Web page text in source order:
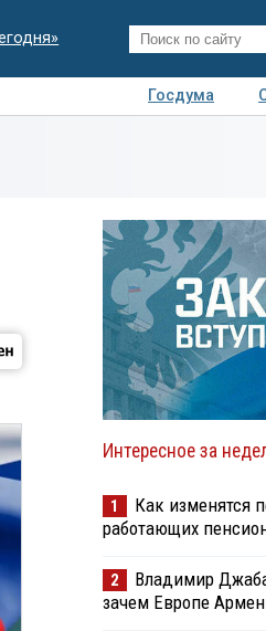
Госдума
Интересное за
1
Как изменятся
работающих
2
Владимир
зачем Европе